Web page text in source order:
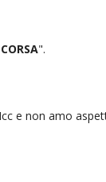
".
e non amo